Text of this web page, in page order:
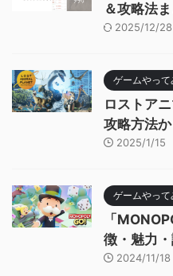
＆攻略法
2025/12/28
ゲームやって
ロストア
攻略方法
2025/1/15
ゲームやって
「
徴・魅力
2024/11/18